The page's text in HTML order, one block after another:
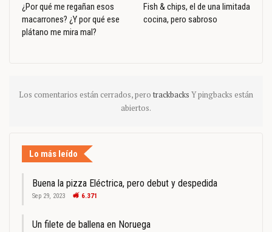
¿Por qué me regañan esos
macarrones? ¿Y por qué ese
plátano me mira mal?
Fish & chips, el de una limitada
cocina, pero sabroso
Los comentarios están cerrados, pero trackbacks Y pingbacks están
abiertos.
Lo más leído
Buena la pizza Eléctrica, pero debut y despedida
Sep 29, 2023 6.371
Un filete de ballena en Noruega